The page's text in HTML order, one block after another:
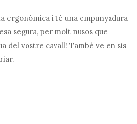
ergonòmica i té una empunyadura
segura, per molt nusos que
del vostre cavall! També ve en sis